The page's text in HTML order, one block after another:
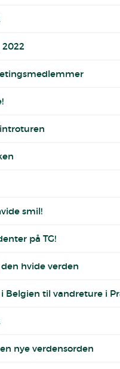
2022
smil!
på TG!
hvide verden
Belgien til vandreture i
nye verdensorden